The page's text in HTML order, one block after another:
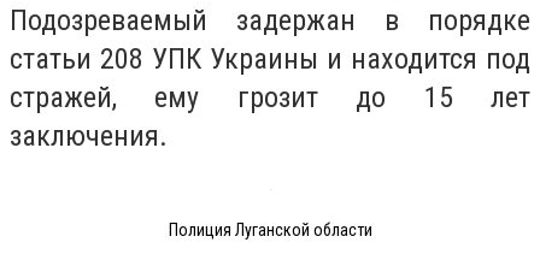
Подозреваемый задержан в порядке
статьи 208 УПК Украины и находится под
стражей, ему грозит до 15 лет
заключения.
Полиция Луганской области